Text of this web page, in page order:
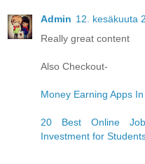
Admin 12. kesäkuuta
Really great content
Also Checkout-
Money Earning Apps
20 Best Online
Investment for